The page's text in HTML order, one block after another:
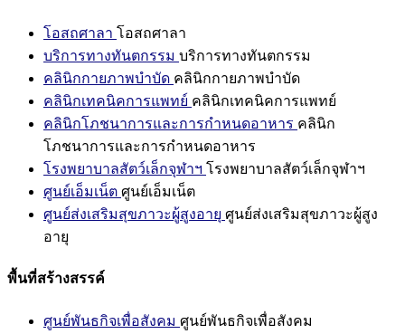
โอสถศาลา โอสถศาลา
บริการทางทันตกรรม บริการทางทันตกรรม
คลินิกกายภาพบำบัด คลินิกกายภาพบำบัด
คลินิกเทคนิคการแพทย์ คลินิกเทคนิคการแพทย์
คลินิกโภชนาการและการกำหนดอาหาร คลินิก
โภชนาการและการกำหนดอาหาร
โรงพยาบาลสัตว์เล็กจุฬาฯ โรงพยาบาลสัตว์เล็กจุฬาฯ
ศูนย์เอ็มเน็ต ศูนย์เอ็มเน็ต
ศูนย์ส่งเสริมสุขภาวะผู้สูงอายุ ศูนย์ส่งเสริมสุขภาวะผู้สูง
อายุ
พื้นที่สร้างสรรค์
ศูนย์พันธกิจเพื่อสังคม ศูนย์พันธกิจเพื่อสังคม